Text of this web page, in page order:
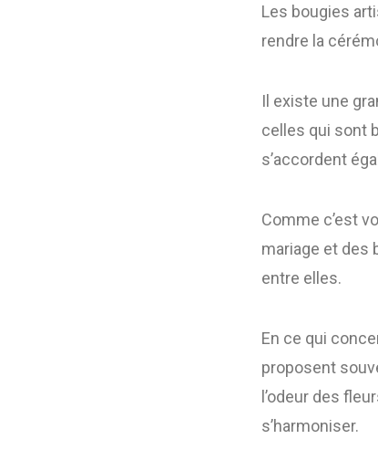
Les bougies
rendre la
Il existe une
celles qui sont
s’accordent
Comme c’est
mariage et des
entre elles.
En ce qui
proposent
l’odeur des
s’harmoniser.